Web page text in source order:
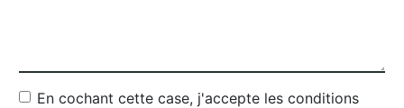
En cochant cette case, j'accepte les conditions